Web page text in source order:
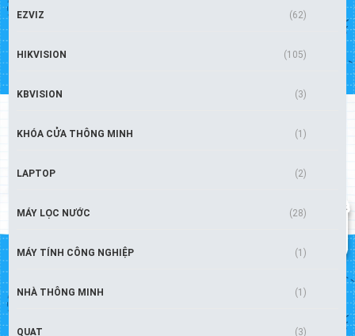
EZVIZ (62)
HIKVISION (105)
KBVISION (3)
KHÓA CỬA THÔNG MINH (1)
LAPTOP (2)
MÁY LỌC NƯỚC (28)
MÁY TÍNH CÔNG NGHIỆP (1)
NHÀ THÔNG MINH (1)
QUẠT (3)